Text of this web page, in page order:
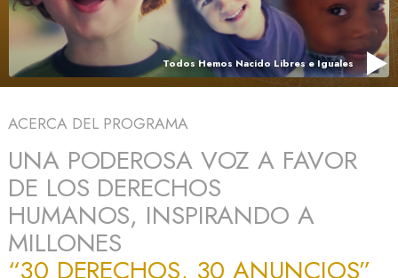
Todos Hemos Nacido Libres e Iguales
ACERCA DEL PROGRAMA
UNA PODEROSA VOZ A FAVOR
DE LOS DERECHOS
HUMANOS, INSPIRANDO A
MILLONES
“30 DERECHOS, 30 ANUNCIOS”